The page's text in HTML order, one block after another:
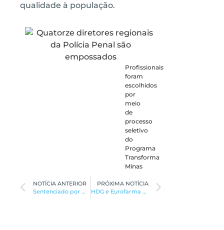
qualidade à população.
Profissionais
foram
escolhidos
por
meio
de
processo
seletivo
do
Programa
Transforma
Minas
NOTÍCIA ANTERIOR
Sentenciado por morte de casalde idosos é preso em Miravânia
PRÓXIMA NOTÍCIA
HDG e Eurofarma estudam parceria para assistência pelo SUS